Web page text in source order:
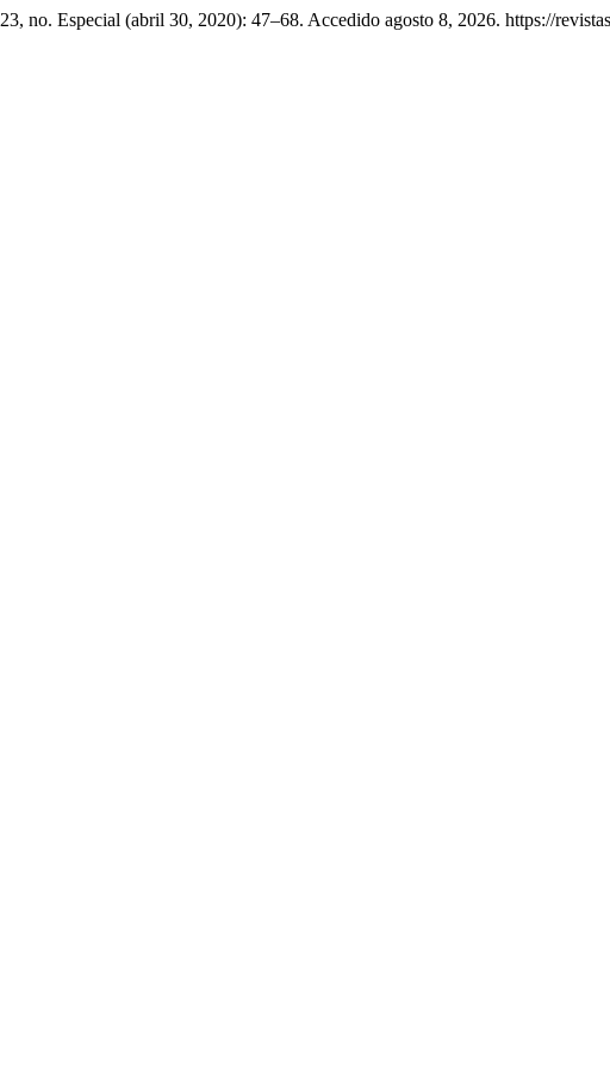
23, no. Especial (abril 30, 2020): 47–68. Accedido agosto 8, 2026. https://